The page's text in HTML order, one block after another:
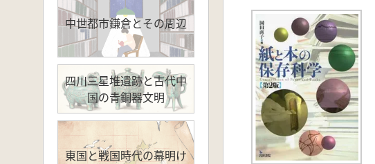
中世都市鎌倉とその周辺
四川三星堆遺跡と古代中
国の青銅器文明
東国と戦国時代の幕明け